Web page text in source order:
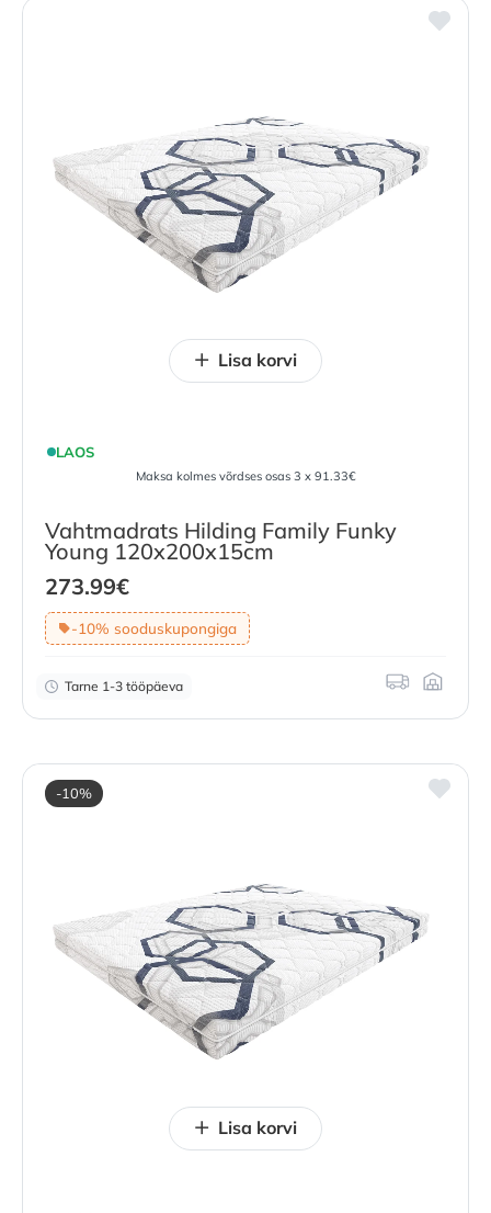
LAOS
Maksa kolmes võrdses osas 3 x 91.33€
Vahtmadrats Hilding Family Funky
Young 120x200x15cm
273.99€
-10% sooduskupongiga
Tarne 1-3 tööpäeva
Lisa korvi
-10%
Lisa korvi